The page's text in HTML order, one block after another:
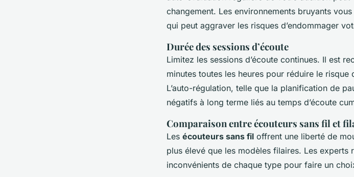
changement. Les environnements bruyants
qui peut aggraver les risques d’endommager
Durée des sessions d’écoute
Limitez les sessions d’écoute continues. Il est
minutes toutes les heures pour réduire le risque
L’auto-régulation, telle que la planification de
négatifs à long terme liés au temps d’écoute
Comparaison entre écouteurs sans fil et
Les écouteurs sans fil offrent une liberté de
plus élevé que les modèles filaires. Les experts
inconvénients de chaque type pour faire un